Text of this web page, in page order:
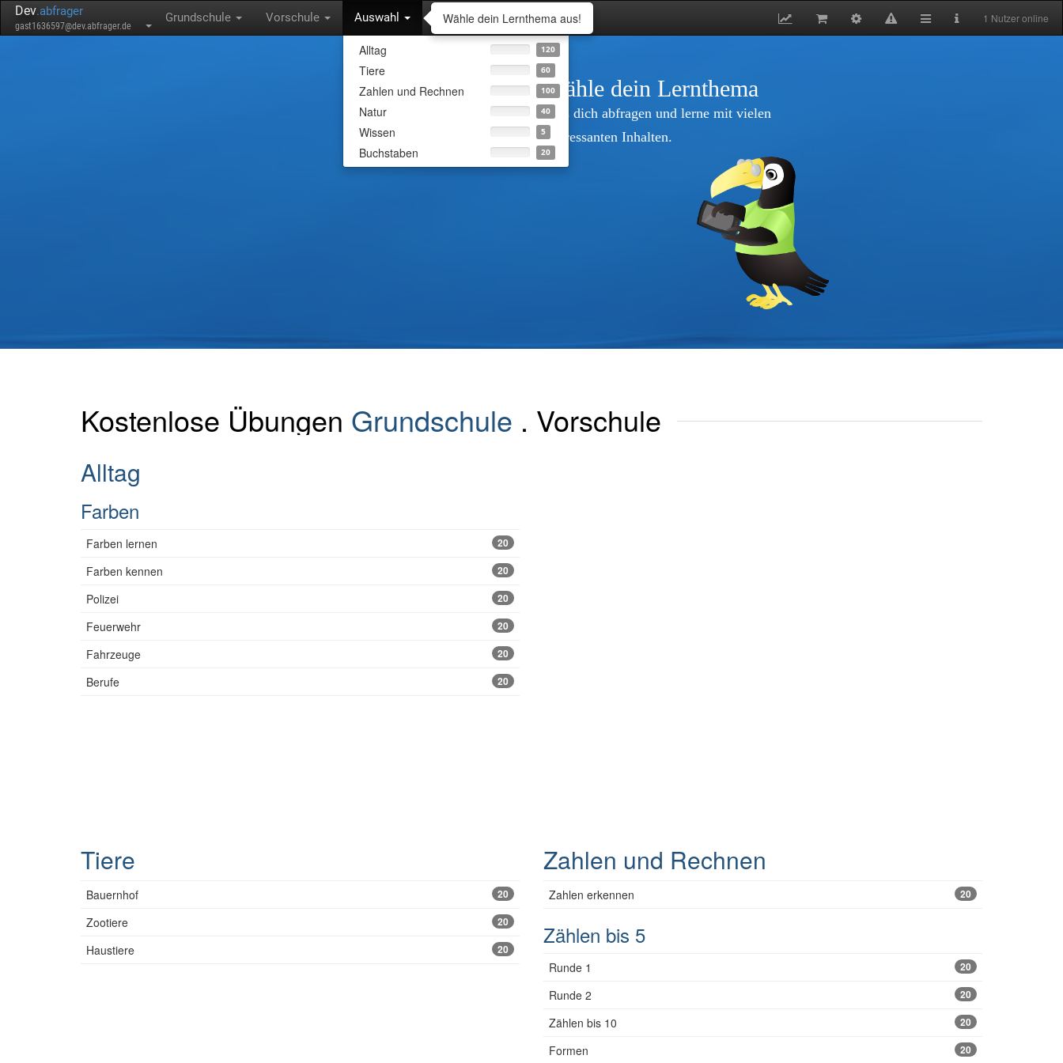
Dev.abfrager
gast1636597@dev.abfrager.de
Grundschule Vorschule Auswahl
Alltag 120
Tiere 60
Zahlen und Rechnen 100
Natur 40
Wissen 5
Buchstaben 20
1 Nutzer online
Wähle dein Lernthema
Lass dich abfragen und lerne mit vielen
interessanten Inhalten.
Kostenlose Übungen Grundschule . Vorschule
Alltag
Farben
Farben lernen 20
Farben kennen 20
Polizei 20
Feuerwehr 20
Fahrzeuge 20
Berufe 20
Tiere
Bauernhof 20
Zootiere 20
Haustiere 20
Zahlen und Rechnen
Zahlen erkennen 20
Zählen bis 5
Runde 1 20
Runde 2 20
Zählen bis 10 20
Formen 20
Wähle dein Lernthema aus!